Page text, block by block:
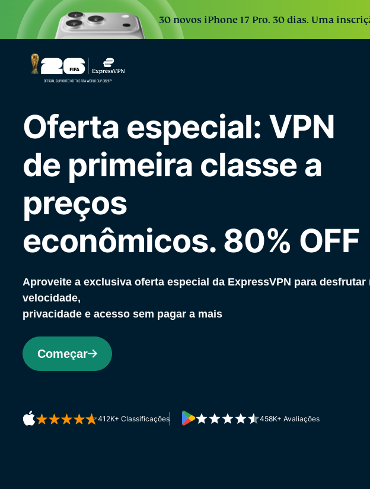
30 novos iPhone 17 Pro. 30 dias. Uma
Oferta especial: VPN
de primeira classe a
preços
econômicos. 80% OFF
Aproveite a exclusiva oferta especial da ExpressVPN para desfrutar
velocidade,
privacidade e acesso sem pagar a mais
Começar
412K+ Classificações 458K+ Avaliações